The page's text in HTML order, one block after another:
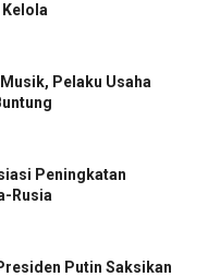
Pelaku Usaha
Peningkatan
Rusia
Putin Saksikan